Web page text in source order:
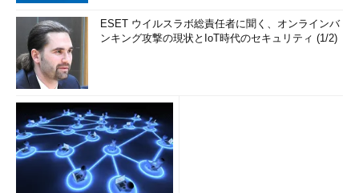
ESET ウイルスラボ総責任者に聞く、オンラインバ
ンキング攻撃の現状とIoT時代のセキュリティ (1/2)